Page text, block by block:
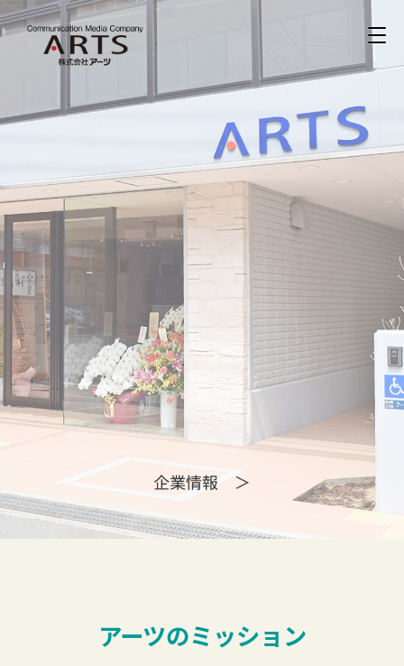
アーツのミッション